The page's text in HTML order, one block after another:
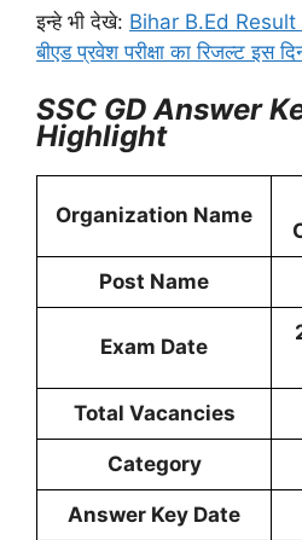
इन्हे भी देखे: Bihar B.Ed Result
बीएड प्रवेश परीक्षा का रिजल्ट इस
SSC GD Answer
Highlight
Organization Name
Post Name
Exam Date
Total Vacancies
Category
Answer Key Date